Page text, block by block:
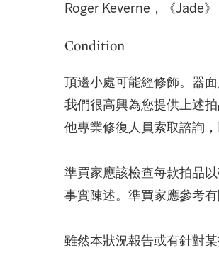
Roger Keverne，《Jade
Condition
頂邊小處可能經修飾。器面
我們很高興為您提供上述
他專業修復人員索取諮詢
準買家應該檢查每款拍品
事實陳述。準買家應參考
雖然本狀況報告或有針對